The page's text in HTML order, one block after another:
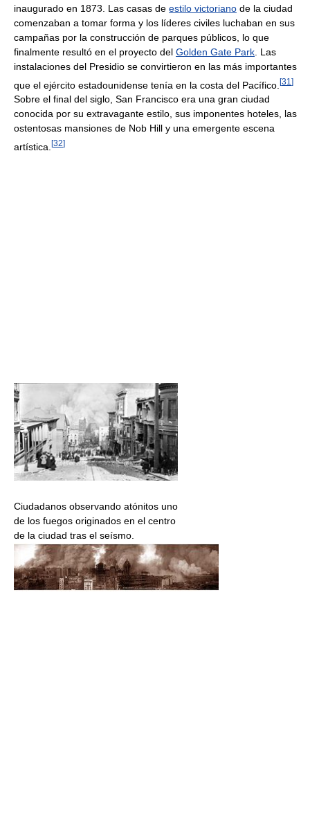
inaugurado en 1873. Las casas de estilo victoriano de la ciudad
comenzaban a tomar forma y los líderes civiles luchaban en sus
campañas por la construcción de parques públicos, lo que
finalmente resultó en el proyecto del Golden Gate Park . Las
instalaciones del Presidio se convirtieron en las más importantes
que el ejército estadounidense tenía en la costa del Pacífico. [31 ]
Sobre el final del siglo, San Francisco era una gran ciudad
conocida por su extravagante estilo, sus imponentes hoteles, las
ostentosas mansiones de Nob Hill y una emergente escena
artística. [32]
Ciudadanos observando atónitos uno
de los fuegos originados en el centro
de la ciudad tras el seísmo.